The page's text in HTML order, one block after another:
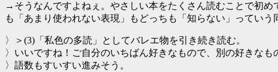
→そうなんですよねぇ。やさしい本をたくさん読むことで初め
も「あまり使われない表現」もどっちも「知らない」ってい
〉＞(3)「私色の多読」としてバレエ物を引き続き読む。
〉いいですね！ご自分のいちばん好きなもので、別の好きなも
〉語数もすいすい進みそう。